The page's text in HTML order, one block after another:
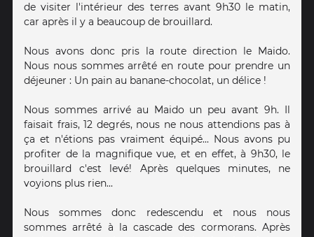
de visiter l'intérieur des terres avant 9h30 le matin,
car après il y a beaucoup de brouillard.
Nous avons donc pris la route direction le Maido.
Nous nous sommes arrêté en route pour prendre un
déjeuner : Un pain au banane-chocolat, un délice !
Nous sommes arrivé au Maido un peu avant 9h. Il
faisait frais, 12 degrés, nous ne nous attendions pas à
ça et n'étions pas vraiment équipé... Nous avons pu
profiter de la magnifique vue, et en effet, à 9h30, le
brouillard c'est levé! Après quelques minutes, ne
voyions plus rien...
Nous sommes donc redescendu et nous nous
sommes arrêté à la cascade des cormorans. Après